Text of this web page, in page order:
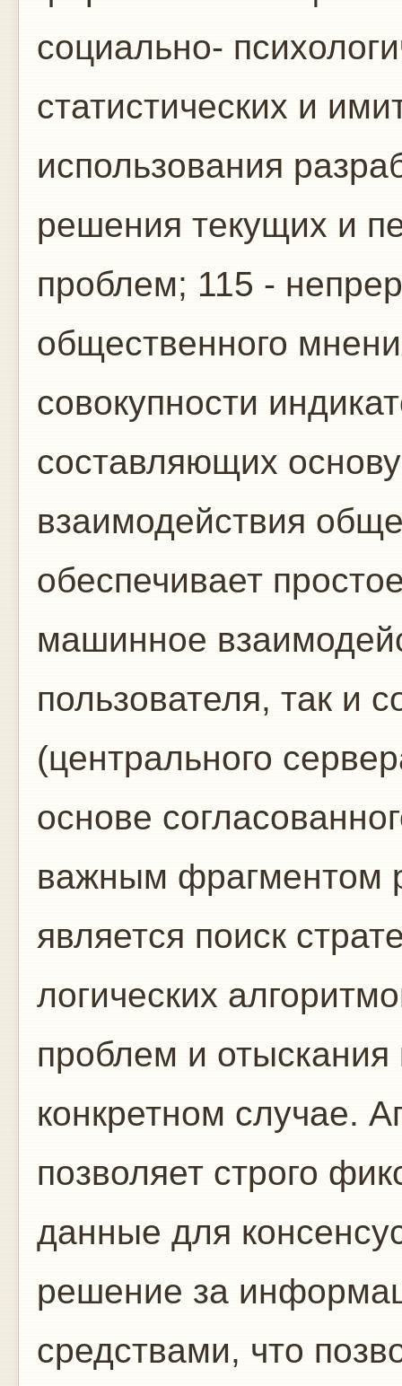
социально-
статистических и
использования
решения текущих и
проблем; 115 -
общественного
совокупности
составляющих
взаимодействия
обеспечивает
машинное
пользователя, так и
(центрального
основе
важным фрагментом
является поиск
логических
проблем и
конкретном случае.
позволяет строго
данные для
решение за
средствами, что